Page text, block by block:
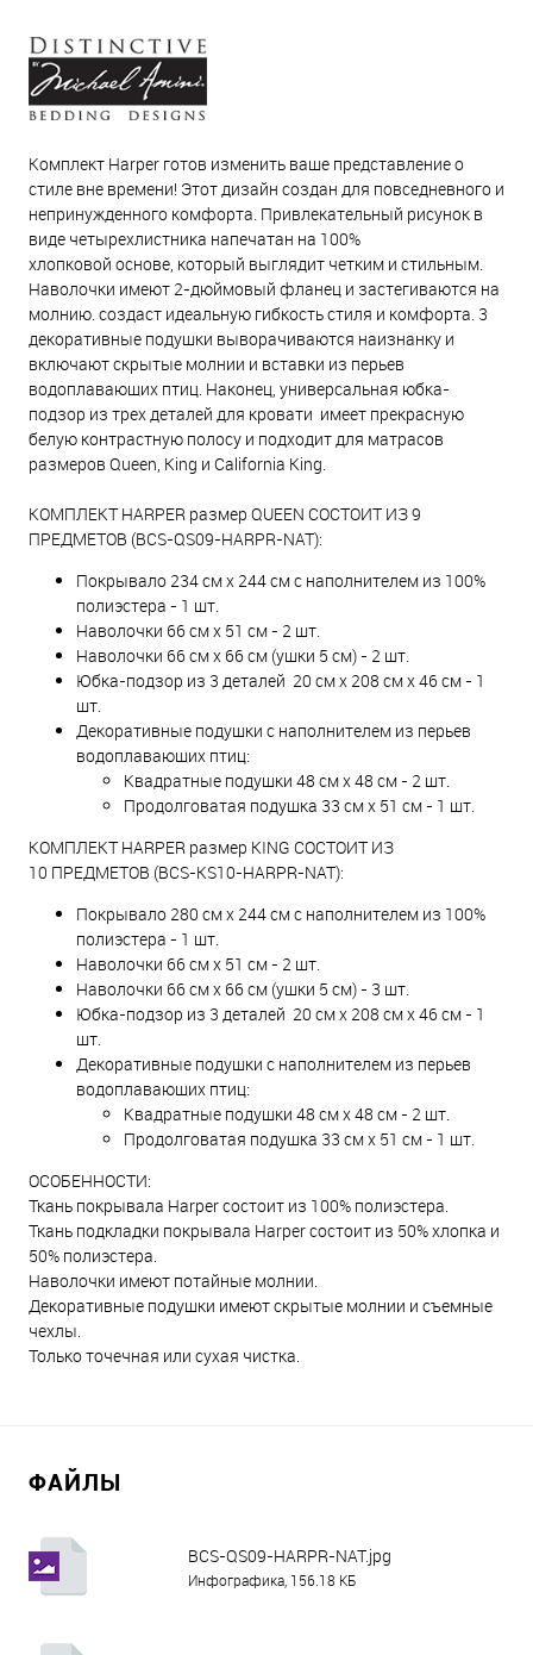
Комплект Harper готов изменить ваше представление о
стиле вне времени! Этот дизайн создан для повседневного и
непринужденного комфорта. Привлекательный рисунок в
виде четырехлистника напечатан на 100%
хлопковой основе, который выглядит четким и стильным.
Наволочки имеют 2-дюймовый фланец и застегиваются на
молнию. создаст идеальную гибкость стиля и комфорта. 3
декоративные подушки выворачиваются наизнанку и
включают скрытые молнии и вставки из перьев
водоплавающих птиц. Наконец, универсальная юбка-
подзор из трех деталей для кровати имеет прекрасную
белую контрастную полосу и подходит для матрасов
размеров Queen, King и California King.
КОМПЛЕКТ HARPER размер QUEEN СОСТОИТ ИЗ 9
ПРЕДМЕТОВ (BCS-QS09-HARPR-NAT):
Покрывало 234 см х 244 см с наполнителем из 100%
полиэстера - 1 шт.
Наволочки 66 см x 51 см - 2 шт.
Наволочки 66 см x 66 см (ушки 5 см) - 2 шт.
Юбка-подзор из 3 деталей 20 см x 208 см x 46 см - 1
шт.
Декоративные подушки с наполнителем из перьев
водоплавающих птиц:
Квадратные подушки 48 см х 48 см - 2 шт.
Продолговатая подушка 33 см х 51 см - 1 шт.
КОМПЛЕКТ HARPER размер KING СОСТОИТ ИЗ
10 ПРЕДМЕТОВ (BCS-KS10-HARPR-NAT):
Покрывало 280 см х 244 см с наполнителем из 100%
полиэстера - 1 шт.
Наволочки 66 см x 51 см - 2 шт.
Наволочки 66 см x 66 см (ушки 5 см) - 3 шт.
Юбка-подзор из 3 деталей 20 см x 208 см x 46 см - 1
шт.
Декоративные подушки с наполнителем из перьев
водоплавающих птиц:
Квадратные подушки 48 см х 48 см - 2 шт.
Продолговатая подушка 33 см х 51 см - 1 шт.
ОСОБЕННОСТИ:
Ткань покрывала Harper состоит из 100% полиэстера.
Ткань подкладки покрывала Harper состоит из 50% хлопка и
50% полиэстера.
Наволочки имеют потайные молнии.
Декоративные подушки имеют скрытые молнии и съемные
чехлы.
Только точечная или сухая чистка.
ФАЙЛЫ
BCS-QS09-HARPR-NAT.jpg
Инфографика, 156.18 КБ